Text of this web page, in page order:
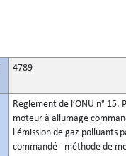
4789
Règlement de l’ONU n°
moteur à allumage
l'émission de gaz polluants
commandé - méthode de